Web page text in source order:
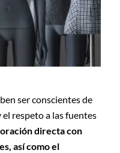
ser conscientes de
respeto a las fuentes
directa con
así como el